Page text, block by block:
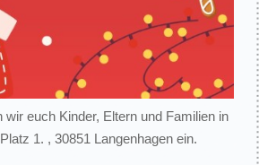
euch Kinder, Eltern und Familien in
1. , 30851 Langenhagen ein.